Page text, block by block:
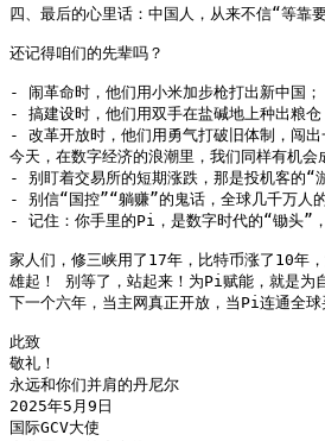
四、最后的心里话：中国人，从来不信“等靠
还记得咱们的先辈吗？
- 闹革命时，他们用小米加步枪打出新中国；
- 搞建设时，他们用双手在盐碱地上种出粮仓
- 改革开放时，他们用勇气打破旧体制，闯出
今天，在数字经济的浪潮里，我们同样有机
- 别盯着交易所的短期涨跌，那是投机客的“
- 别信“国控”“躺赚”的鬼话，全球几千万人
- 记住：你手里的Pi，是数字时代的“锄头”
家人们，修三峡用了17年，比特币涨了10年
雄起！ 别等了，站起来！为Pi赋能，就是为
下一个六年，当主网真正开放，当Pi连通全
此致
敬礼！
永远和你们并肩的丹尼尔
2025年5月9日
国际GCV大使